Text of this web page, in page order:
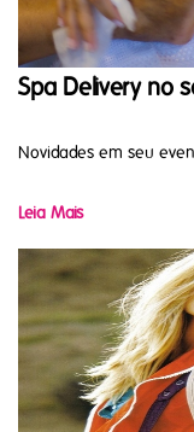
Spa Delivery no
Novidades em seu
Leia Mais